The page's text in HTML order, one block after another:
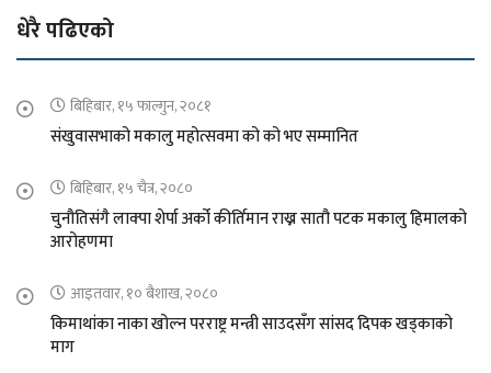
धेरै पढिएको
बिहिबार, १५ फाल्गुन, २०८१
संखुवासभाको मकालु महोत्सवमा को को भए सम्मानित
बिहिबार, १५ चैत्र, २०८०
चुनौतिसंगै लाक्पा शेर्पा अर्को कीर्तिमान राख्न सातौ पटक मकालु हिमालको
आरोहणमा
आइतवार, १० बैशाख, २०८०
किमाथांका नाका खोल्न परराष्ट्र मन्त्री साउदसँग सांसद दिपक खड्काको
माग